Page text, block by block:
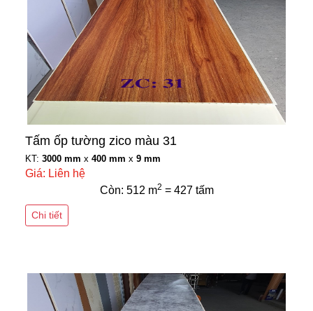
Tấm ốp tường zico màu 31
KT: 3000 mm x 400 mm x 9 mm
Giá: Liên hệ
Còn: 512 m2 = 427 tấm
Chi tiết